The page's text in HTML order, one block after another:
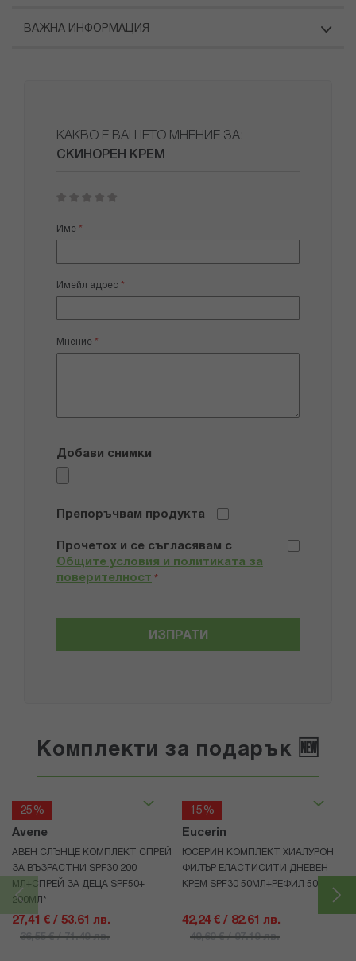
ВАЖНА ИНФОРМАЦИЯ
КАКВО Е ВАШЕТО МНЕНИЕ ЗА:
СКИНОРЕН КРЕМ
star
stars
stars
stars
stars
Име
Имейл адрес
Мнение
Добави снимки
Препоръчвам продукта
Прочетох и се съгласявам с
Общите условия и политиката за
поверителност *
ИЗПРАТИ
Комплекти за подарък 🆕
25%
Avene
АВЕН СЛЪНЦЕ КОМПЛЕКТ СПРЕЙ
ЗА ВЪЗРАСТНИ SPF30 200
МЛ+СПРЕЙ ЗА ДЕЦА SPF50+
200МЛ*
27,41 € / 53.61 лв.
36,55 € / 71.49 лв.
15%
Eucerin
ЮСЕРИН КОМПЛЕКТ ХИАЛУРОН
ФИЛЪР ЕЛАСТИСИТИ ДНЕВЕН
КРЕМ SPF30 50МЛ+РЕФИЛ 50МЛ
42,24 € / 82.61 лв.
49,69 € / 97.19 лв.